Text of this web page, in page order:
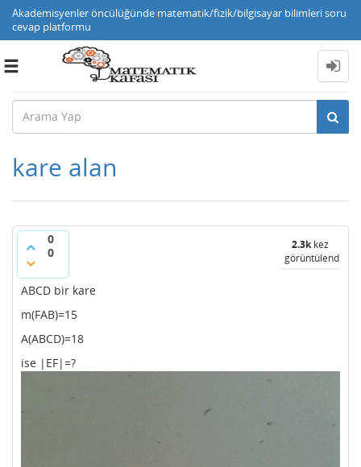
Akademisyenler öncülüğünde matematik/fizik/bilgisayar bilimleri soru
cevap platformu
Toggle
kare alan
0
0
2.3kkez
görüntülendi
ABCD bir kare
m(FAB)=15
A(ABCD)=18
ise |EF|=?